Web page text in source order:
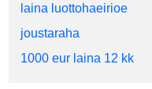
laina luottohaeirioe
joustaraha
1000 eur laina 12 kk